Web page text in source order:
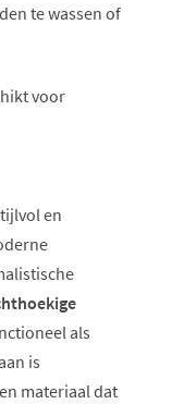
te wassen of
voor
en
als
is
materiaal dat